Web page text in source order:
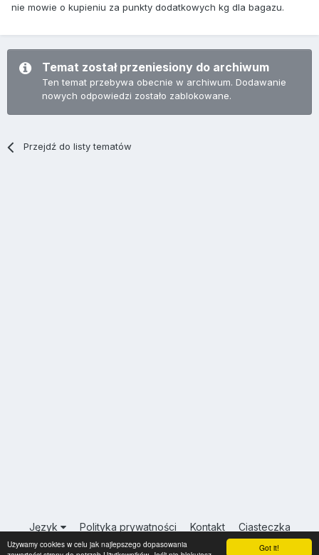
Got it!
Używamy cookies w celu jak najlepszego dopasowania
nie mowie o kupieniu za punkty dodatkowych kg dla bagazu.
Temat został przeniesiony do archiwum
Ten temat przebywa obecnie w archiwum. Dodawanie
nowych odpowiedzi zostało zablokowane.
Przejdź do listy tematów
Język Polityka prywatności Kontakt Ciasteczka
USA.INFO.PL